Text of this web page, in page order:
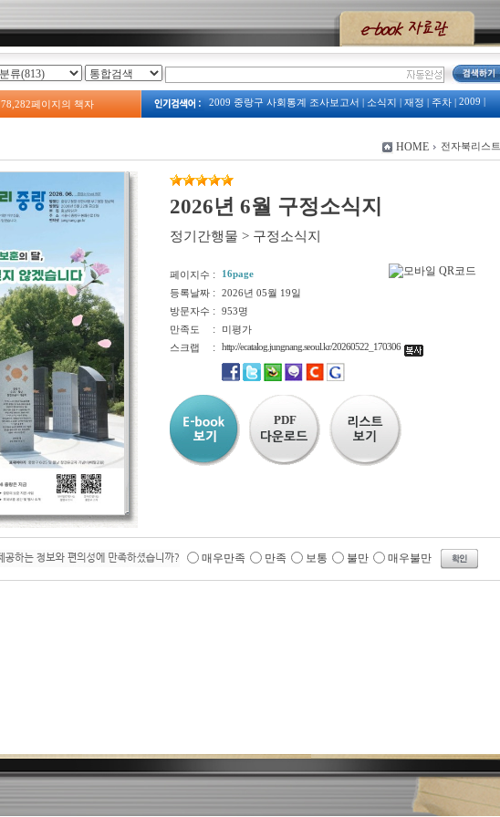
78,282페이지의 책자 2009 중랑구 사회통계 조사보고서 소식지 재정 주차 2009
옛 모습|
2009 占쌩띰옙占쏙옙 占쏙옙회占쏙옙占| 예산서| 2008
HOME 전자북리스트
2026년 6월 구정소식지
정기간행물 > 구정소식지
페이지수 :
16page
등록날짜 :
2026년 05월 19일
방문자수 :
953명
만족도
:
미평가
스크랩
: http://ecatalog.jungnang.seoul.kr/20260522_170306
PDF
매우만족 만족 보통 불만 매우불만